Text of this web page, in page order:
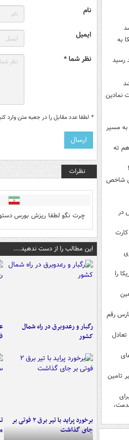
به
نمادین
به مسیر
ته
هزار واحدی شاخص
در
را
رقم
تعادل
تامین
نام
ایمیل
نظر شما *
* لطفا عدد مقابل را در جعبه متن وارد
نظرات
چرت نگو لطفا ریزش بورس
این مطالب را از دست ندهید....
رگبار و رعدوبرق در راه شمال
کشور
برخورد پراید با تیر برق ۲ فوتی بر
جای گذاشت